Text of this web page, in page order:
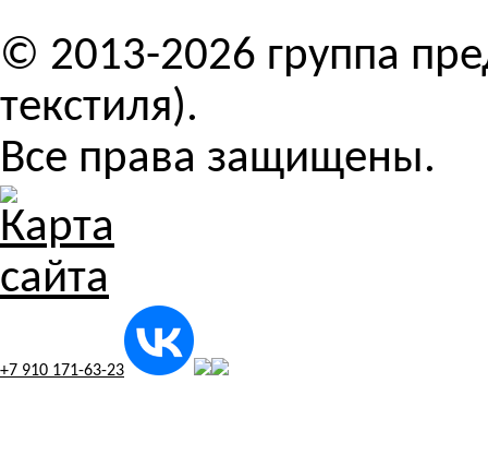
© 2013-2026 группа
текстиля).
Все права защищены.
+7 910 171-63-23